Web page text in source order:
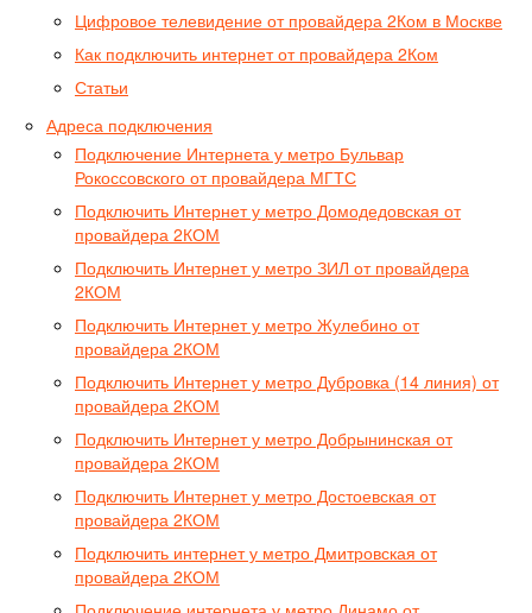
Цифровое телевидение от провайдера 2Ком в Москве
Как подключить интернет от провайдера 2Ком
Статьи
Адреса подключения
Подключение Интернета у метро Бульвар
Рокоссовского от провайдера МГТС
Подключить Интернет у метро Домодедовская от
провайдера 2КОМ
Подключить Интернет у метро ЗИЛ от провайдера
2КОМ
Подключить Интернет у метро Жулебино от
провайдера 2КОМ
Подключить Интернет у метро Дубровка (14 линия) от
провайдера 2КОМ
Подключить Интернет у метро Добрынинская от
провайдера 2КОМ
Подключить Интернет у метро Достоевская от
провайдера 2КОМ
Подключить интернет у метро Дмитровская от
провайдера 2КОМ